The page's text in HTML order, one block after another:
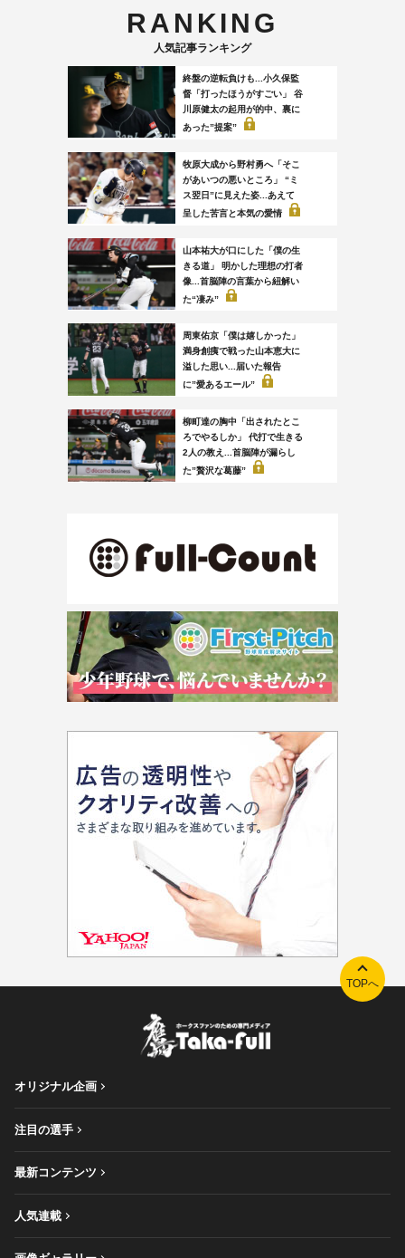
RANKING
人気記事ランキング
終盤の逆転負けも...小久保監
督「打ったほうがすごい」 谷
川原健太の起用が的中、裏に
あった”提案”
牧原大成から野村勇へ「そこ
があいつの悪いところ」 “ミ
ス翌日”に見えた姿...あえて
呈した苦言と本気の愛情
山本祐大が口にした「僕の生
きる道」 明かした理想の打者
像...首脳陣の言葉から紐解い
た“凄み”
周東佑京「僕は嬉しかった」
満身創痍で戦った山本恵大に
溢した思い...届いた報告
に”愛あるエール”
柳町達の胸中「出されたとこ
ろでやるしか」 代打で生きる
2人の教え...首脳陣が漏らし
た”贅沢な葛藤”
TOPへ
オリジナル企画
注目の選手
最新コンテンツ
人気連載